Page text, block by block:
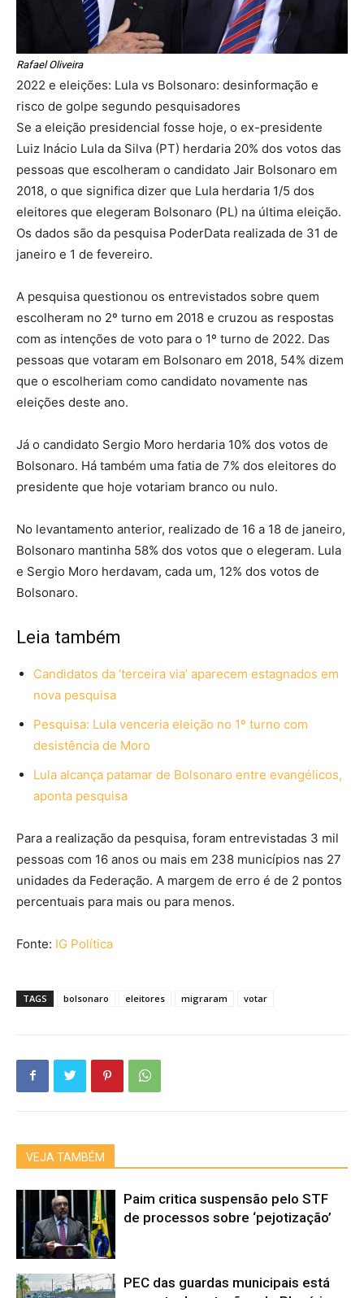
Rafael Oliveira
2022 e eleições: Lula vs Bolsonaro: desinformação e
risco de golpe segundo pesquisadores
Se a eleição presidencial fosse hoje, o ex-presidente
Luiz Inácio Lula da Silva (PT) herdaria 20% dos votos das
pessoas que escolheram o candidato Jair Bolsonaro em
2018, o que significa dizer que Lula herdaria 1/5 dos
eleitores que elegeram Bolsonaro (PL) na última eleição.
Os dados são da pesquisa PoderData realizada de 31 de
janeiro e 1 de fevereiro.
A pesquisa questionou os entrevistados sobre quem
escolheram no 2º turno em 2018 e cruzou as respostas
com as intenções de voto para o 1º turno de 2022. Das
pessoas que votaram em Bolsonaro em 2018, 54% dizem
que o escolheriam como candidato novamente nas
eleições deste ano.
Já o candidato Sergio Moro herdaria 10% dos votos de
Bolsonaro. Há também uma fatia de 7% dos eleitores do
presidente que hoje votariam branco ou nulo.
No levantamento anterior, realizado de 16 a 18 de janeiro,
Bolsonaro mantinha 58% dos votos que o elegeram. Lula
e Sergio Moro herdavam, cada um, 12% dos votos de
Bolsonaro.
Leia também
Candidatos da ‘terceira via’ aparecem estagnados em
nova pesquisa
Pesquisa: Lula venceria eleição no 1º turno com
desistência de Moro
Lula alcança patamar de Bolsonaro entre evangélicos,
aponta pesquisa
Para a realização da pesquisa, foram entrevistadas 3 mil
pessoas com 16 anos ou mais em 238 municípios nas 27
unidades da Federação. A margem de erro é de 2 pontos
percentuais para mais ou para menos.
Fonte: IG Política
TAGS bolsonaro eleitores migraram votar
VEJA TAMBÉM
Paim critica suspensão pelo STF
de processos sobre ‘pejotização’
PEC das guardas municipais está